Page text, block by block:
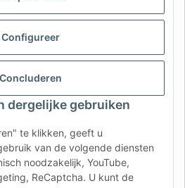
Configureer
Concluderen
dergelijke gebruiken
te klikken, geeft u
van de volgende diensten
noodzakelijk, YouTube,
ReCaptcha. U kunt de
détachées pour remorques
info@afatek.com
SELECT REGION & LANGUAGE | KIES
CH (DE)
(NL) BE (FR)
ES DK PL